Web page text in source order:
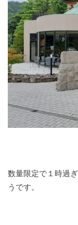
数量限定で１時過
うです。